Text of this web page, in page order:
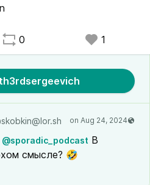
0 1
@sporadic_podcast В
смысле? 🤣